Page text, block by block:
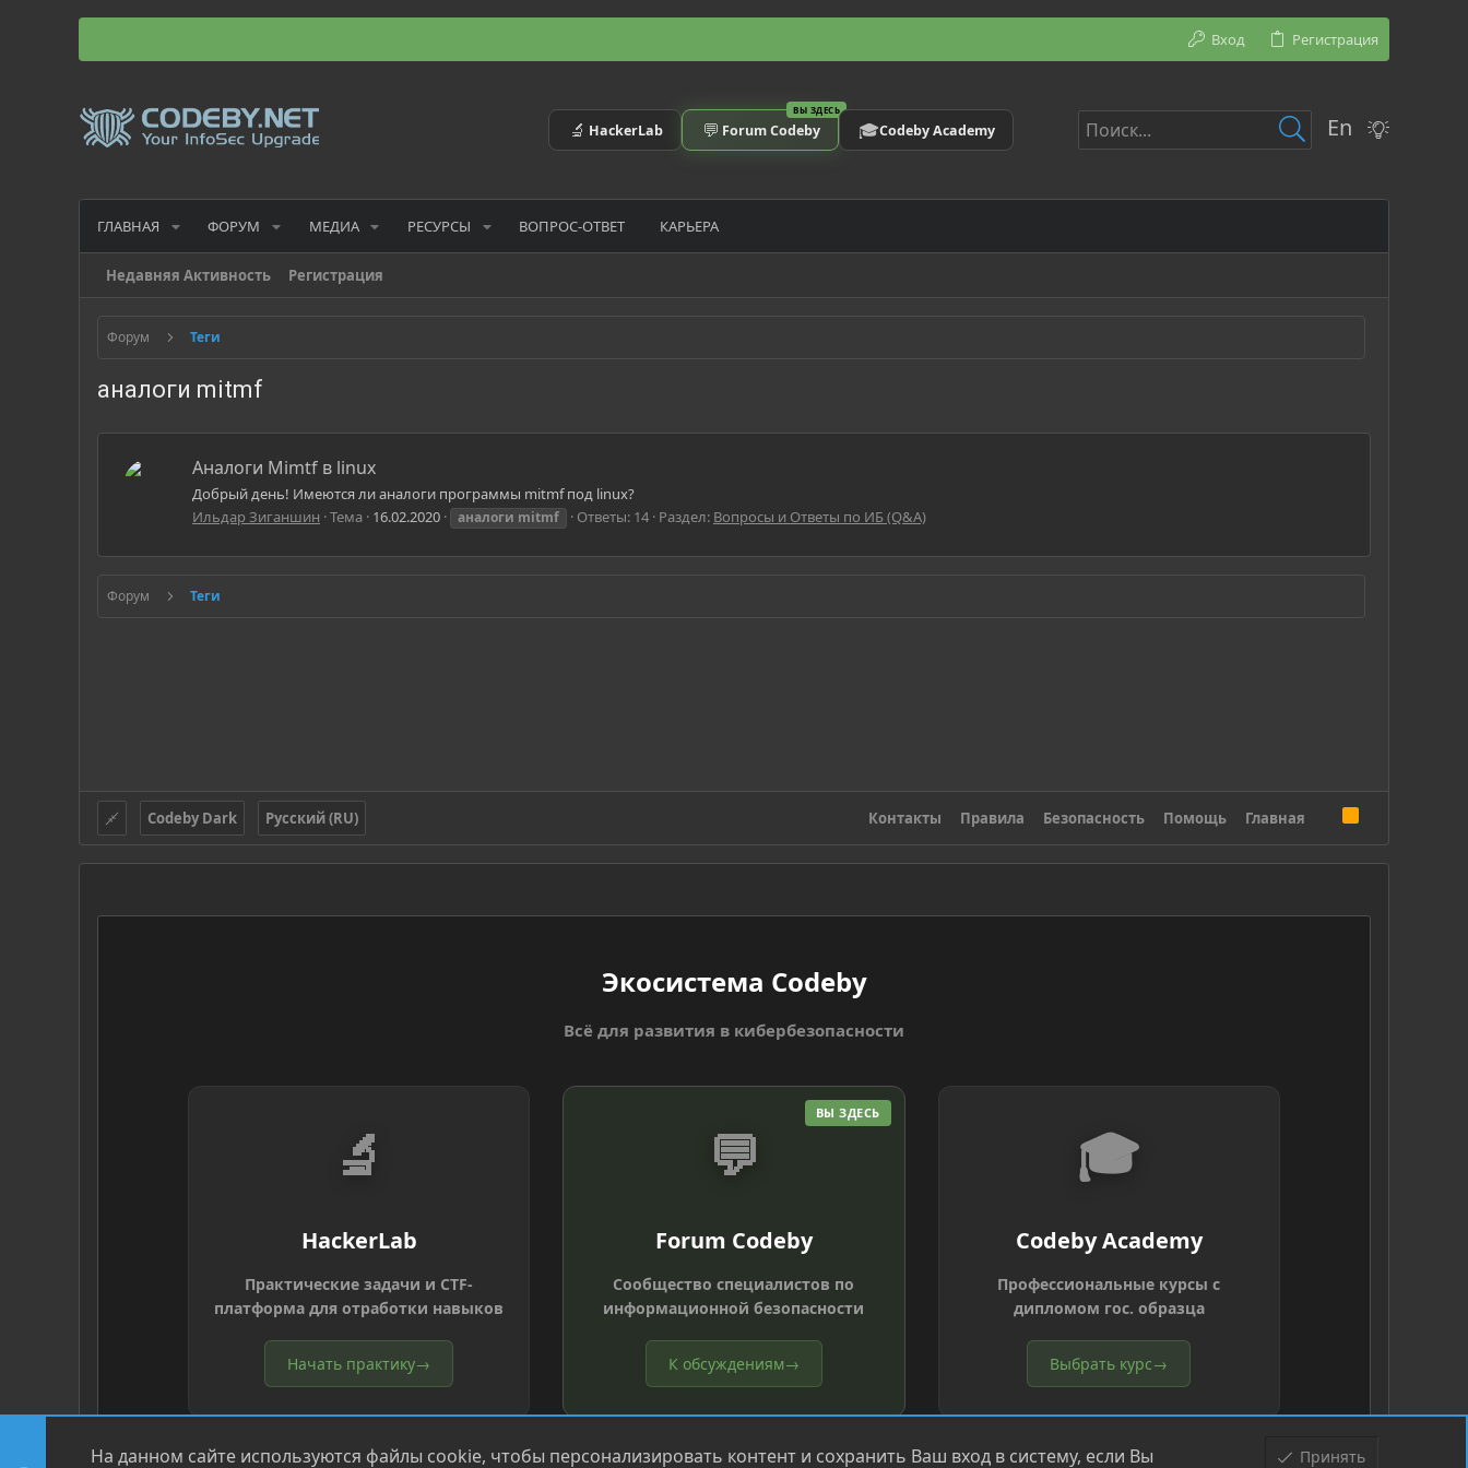
Вход Регистрация
🔬 HackerLab
ВЫ ЗДЕСЬ
💬 Forum Codeby 🎓Codeby Academy En
ГЛАВНАЯ ФОРУМ МЕДИА РЕСУРСЫ ВОПРОС-ОТВЕТ КАРЬЕРА
Недавняя Активность Регистрация
Форум Теги
аналоги mitmf
Аналоги Mimtf в linux
Добрый день! Имеются ли аналоги программы mitmf под linux?
Ильдар Зиганшин Тема 16.02.2020 аналоги mitmf Ответы: 14 Раздел: Вопросы и Ответы по ИБ (Q&A)
Форум Теги
Codeby Dark Русский (RU) Контакты Правила Безопасность Помощь Главная
S
Экосистема Codeby
Всё для развития в кибербезопасности
🔬
HackerLab
Практические задачи и CTF-
платформа для отработки навыков
Начать практику→
ВЫ ЗДЕСЬ
💬
Forum Codeby
Сообщество специалистов по
информационной безопасности
К обсуждениям→
🎓
Codeby Academy
Профессиональные курсы с
дипломом гос. образца
Выбрать курс→
На данном сайте используются файлы cookie, чтобы персонализировать контент и сохранить Ваш вход в систему, если Вы
Принять